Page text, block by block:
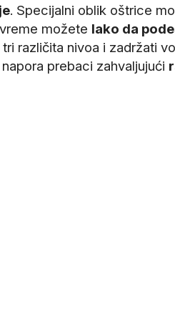
. Specijalni oblik oštrice
možete lako da
različita nivoa i zadržati
prebaci zahvaljujući